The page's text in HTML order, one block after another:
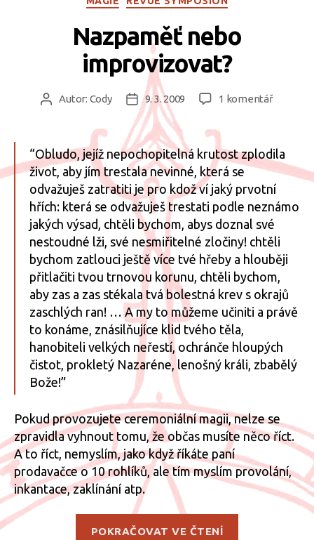
Nazpaměť nebo
improvizovat?
AutorAutor: Cody
Datum
příspěvku
9. 3. 2009 1 komentářu
nebo
“Obludo, jejíž nepochopitelná krutost zplodila
život, aby jím trestala nevinné, která se
odvažuješ zatratiti je pro kdož ví jaký prvotní
hřích: která se odvažuješ trestati podle neznámo
jakých výsad, chtěli bychom, abys doznal své
nestoudné lži, své nesmiřitelné zločiny! chtěli
bychom zatlouci ještě více tvé hřeby a hlouběji
přitlačiti tvou trnovou korunu, chtěli bychom,
aby zas a zas stékala tvá bolestná krev s okrajů
zaschlých ran! … A my to můžeme učiniti a právě
to konáme, znásilňujíce klid tvého těla,
hanobiteli velkých neřestí, ochránče hloupých
čistot, prokletý Nazaréne, lenošný králi, zbabělý
Bože!”
Pokud provozujete ceremoniální magii, nelze se
zpravidla vyhnout tomu, že občas musíte něco říct.
A to říct, nemyslím, jako když říkáte paní
prodavačce o 10 rohlíků, ale tím myslím provolání,
inkantace, zaklínání atp.
POKRAČOVAT VE ČTENÍ